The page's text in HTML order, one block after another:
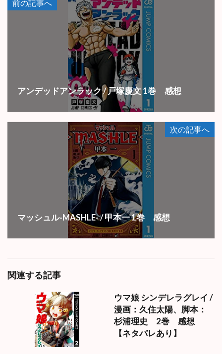
前の記事へ
アンデッドアンラック / 戸塚慶文 1巻 感想
次の記事へ
マッシュル-MASHLE- / 甲本一 1巻 感想
関連する記事
ウマ娘 シンデレラグレイ /
漫画：久住太陽、脚本：
杉浦理史 2巻 感想
【ネタバレあり】